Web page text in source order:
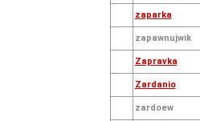
zaparka
zapawnujwik
Zapravka
Zardanio
zardoew